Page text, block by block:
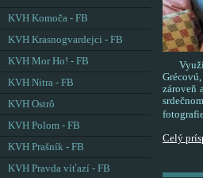
Využili
zároveň
Celý
KVH Komoča - FB
KVH Krasnogvardejci - FB
KVH Mor Ho! - FB
KVH Nitra - FB
KVH Ostrô
KVH Polom - FB
KVH Prašník - FB
KVH Pravda víťazí - FB